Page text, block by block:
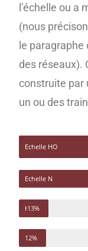
l’échelle ou a
(nous
le
des réseaux).
construite par
un ou des
Echelle HO
Echelle N
HOe
13%
O
12%